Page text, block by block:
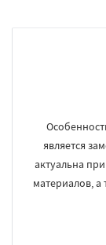
является
актуальна
материалов, а